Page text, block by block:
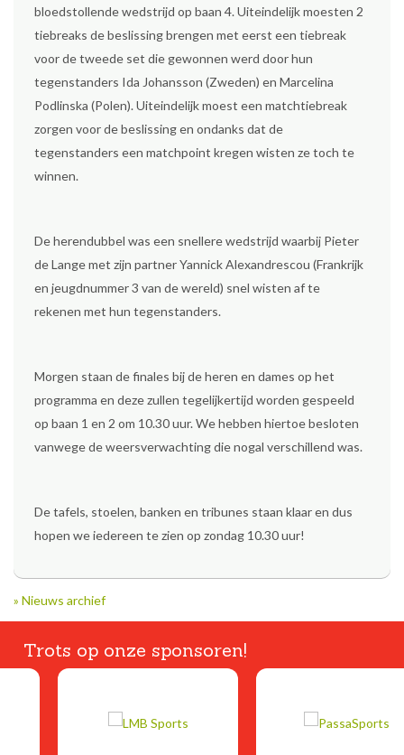
bloedstollende wedstrijd op baan 4. Uiteindelijk moesten 2
tiebreaks de beslissing brengen met eerst een tiebreak
voor de tweede set die gewonnen werd door hun
tegenstanders Ida Johansson (Zweden) en Marcelina
Podlinska (Polen). Uiteindelijk moest een matchtiebreak
zorgen voor de beslissing en ondanks dat de
tegenstanders een matchpoint kregen wisten ze toch te
winnen.
De herendubbel was een snellere wedstrijd waarbij Pieter
de Lange met zijn partner Yannick Alexandrescou (Frankrijk
en jeugdnummer 3 van de wereld) snel wisten af te
rekenen met hun tegenstanders.
Morgen staan de finales bij de heren en dames op het
programma en deze zullen tegelijkertijd worden gespeeld
op baan 1 en 2 om 10.30 uur. We hebben hiertoe besloten
vanwege de weersverwachting die nogal verschillend was.
De tafels, stoelen, banken en tribunes staan klaar en dus
hopen we iedereen te zien op zondag 10.30 uur!
» Nieuws archief
Trots op onze sponsoren!